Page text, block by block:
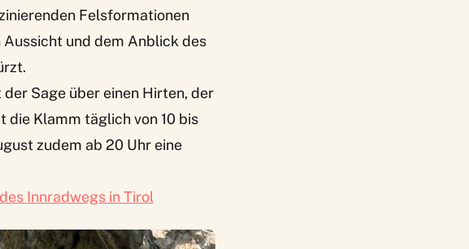
Felsformationen
und dem Anblick des
Sage über einen Hirten, der
die Klamm täglich von 10 bis
zudem ab 20 Uhr eine
Innradwegs in Tirol